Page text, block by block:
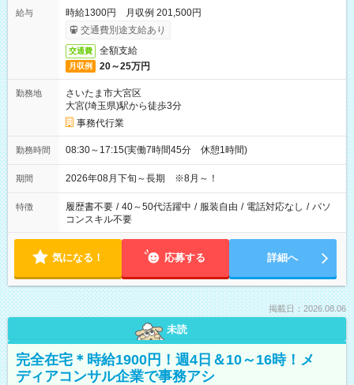
給与
時給1300円 月収例 201,500円
交通費別途支給あり
交通費 全額支給
月収例 20～25万円
勤務地
さいたま市大宮区
大宮(埼玉県)駅から徒歩3分
事務代行業
勤務時間 08:30～17:15(実働7時間45分 休憩1時間)
期間 2026年08月下旬～長期 ※8月～！
特徴 履歴書不要 / 40～50代活躍中 / 服装自由 / 電話対応なし / パソ
コンスキル不要
気になる！ 応募する 詳細へ
掲載日：2026.08.06
未読
完全在宅＊時給1900円！週4日＆10～16時！メ
ディアコンサル企業で事務アシ